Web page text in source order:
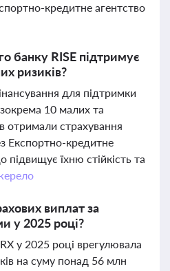
кредитне агентство
банку RISE підтримує
ризиків?
для підтримки
10 малих та
отримали страхування
Експортно-кредитне
підвищує їхню стійкість та
виплат за
у 2025 році?
у 2025 році врегулювала
на суму понад 56 млн